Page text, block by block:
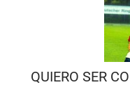
QUIERO SER